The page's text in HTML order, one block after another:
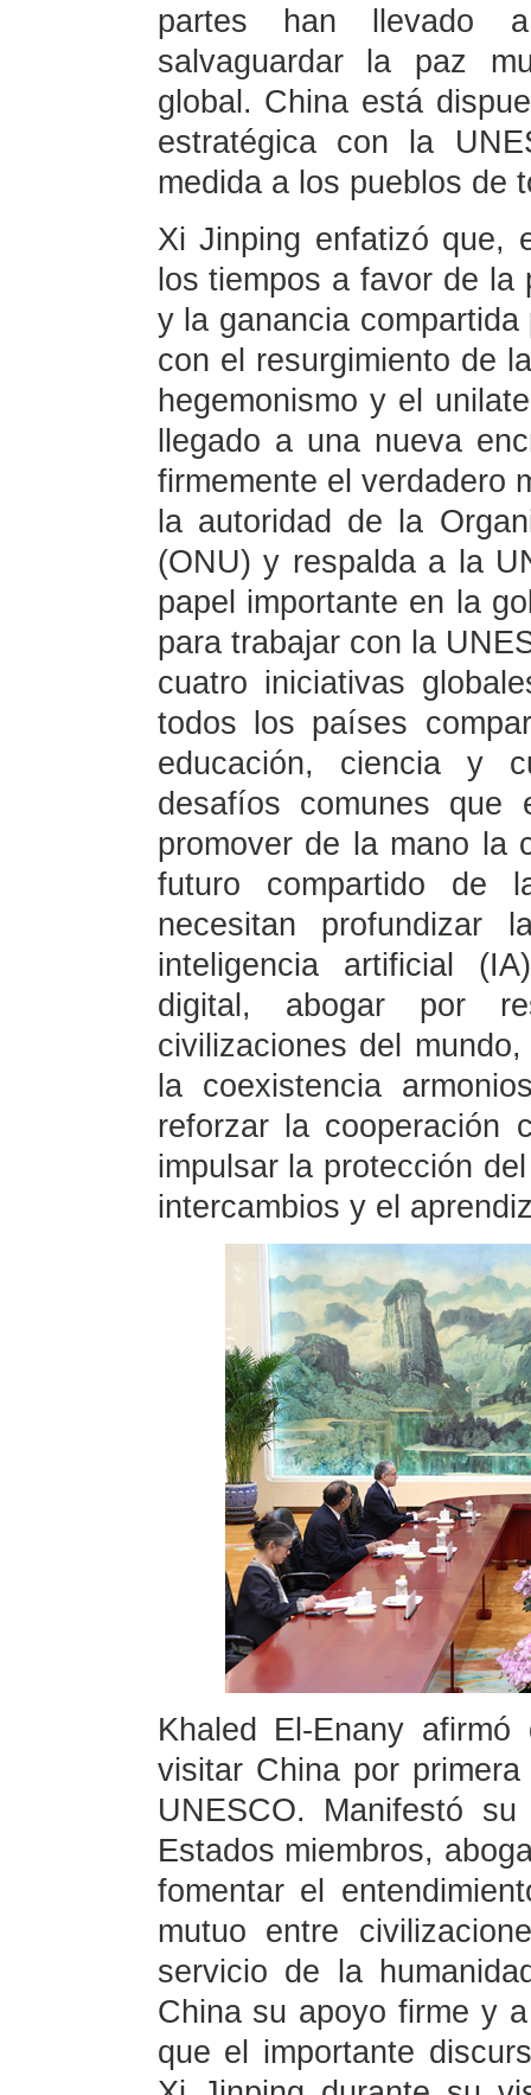
partes han llevado
salvaguardar la paz
global. China está
estratégica con la
medida a los pueblos de
Xi Jinping enfatizó que,
los tiempos a favor de
y la ganancia
con el resurgimiento de
hegemonismo y el
llegado a una nueva
firmemente el verdadero
la autoridad de la
(ONU) y respalda a la
papel importante en la
para trabajar con la
cuatro iniciativas
todos los países
educación, ciencia y
desafíos comunes que
promover de la mano la
futuro compartido de
necesitan profundizar
inteligencia artificial
digital, abogar por
civilizaciones del
la coexistencia
reforzar la cooperación
impulsar la protección
intercambios y el
Khaled El-Enany
visitar China por
UNESCO. Manifestó
Estados miembros,
fomentar el
mutuo entre
servicio de la
China su apoyo firme y
que el importante